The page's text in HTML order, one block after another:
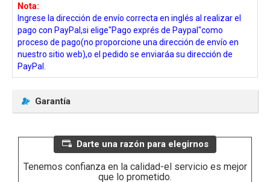
Nota:
Ingrese la dirección de envío correcta en inglés al realizar el
pago con PayPal,si elige"Pago exprés de Paypal"como
proceso de pago(no proporcione una dirección de envío en
nuestro sitio web),o el pedido se enviaráa su dirección de
PayPal.
Garantía
Darte una razón para elegirnos
Tenemos confianza en la calidad-el servicio es mejor
que lo prometido.